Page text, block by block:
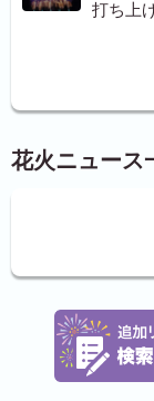
打ち上
花火ニュース